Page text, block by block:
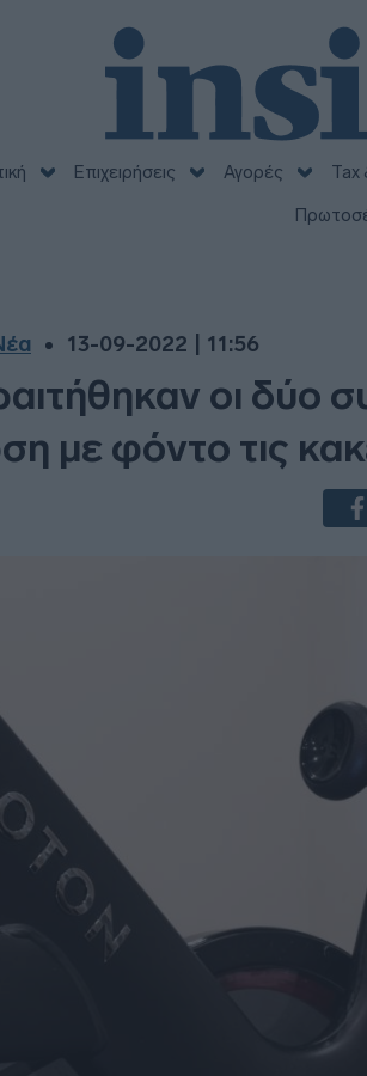
Επιχειρήσεις Αγορές Tax
13-09-2022 | 11:56
οι δύο
με φόντο τις